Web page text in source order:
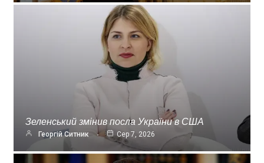
Зеленський змінив посла України в США
Георгій Ситник Сер 7, 2026